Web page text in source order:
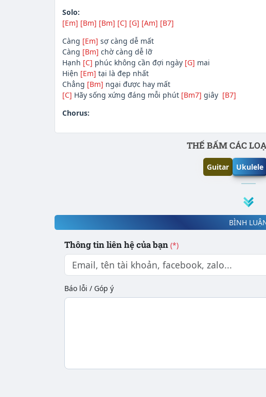
Solo:
[Em] [Bm] [Bm] [C] [G] [Am] [B7]
Càng [Em] sợ càng dễ mất
Càng [Bm] chờ càng dễ lỡ
Hạnh [C] phúc không cần đợi ngày [G] mai
Hiện [Em] tại là đẹp nhất
Chẳng [Bm] ngại được hay mất
[C] Hãy sống xứng đáng mỗi phút [Bm7] giây [B7]
Chorus:
THẾ BẤM CÁC
Guitar Ukulele
BÌNH
Thông tin liên hệ của bạn (*)
Báo lỗi / Góp ý